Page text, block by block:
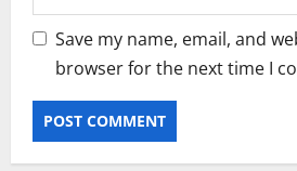
Save my name, email, and
browser for the next time I